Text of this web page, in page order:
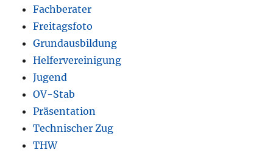
Fachberater
Freitagsfoto
Grundausbildung
Helfervereinigung
Jugend
OV-Stab
Präsentation
Technischer Zug
THW